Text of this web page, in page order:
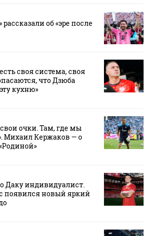
об «эре после
своя система, своя
что Дзюба
кухню»
очки. Там, где мы
Михаил Кержаков — о
Даку индивидуалист.
появился новый яркий